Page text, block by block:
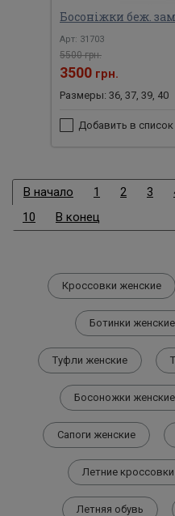
Босоніжки беж.
Арт: 31703
5500 грн.
3500 грн.
Размеры: 36, 37, 39, 40
Добавить в
В начало 1 2 3
10
В конец
Кроссовки женские
Ботинки женские
Туфли женские
Босоножки женские
Сапоги женские
Летние кроссовки
Летняя обувь